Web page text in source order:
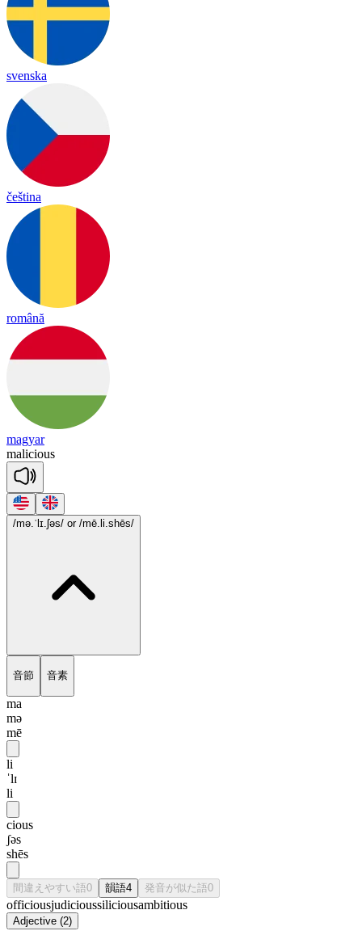
svenska
čeština
română
magyar
malicious
/mə.ˈlɪ.ʃəs/ or /mē.li.shēs/
音節 音素
ma
mə
mē
li
ˈlɪ
li
cious
ʃəs
shēs
間違えやすい語0 韻語4 発音が似た語0
officiousjudicioussiliciousambitious
Adjective (2)